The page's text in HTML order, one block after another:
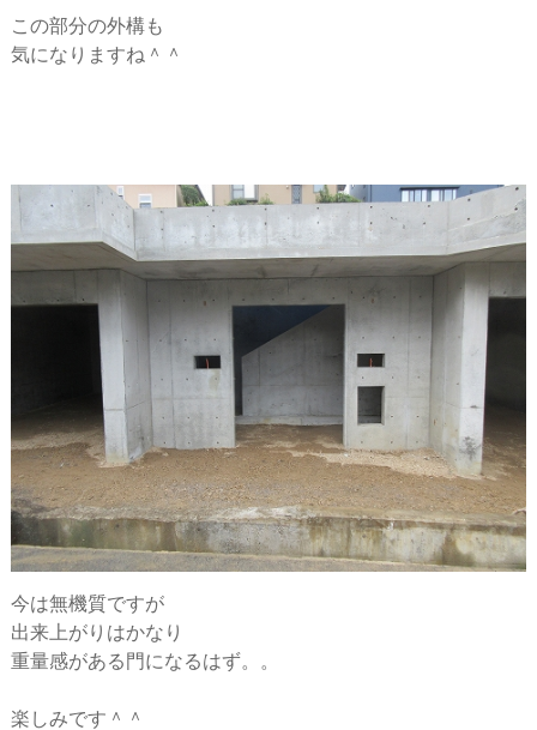
この部分の外構も
気になりますね＾＾
今は無機質ですが
出来上がりはかなり
重量感がある門になるはず。。
楽しみです＾＾